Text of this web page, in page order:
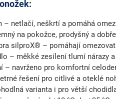
– netlačí, neškrtí a pomáhá
na pokožce, prodyšný a
silproX® – pomáhají
– měkké zesílení tlumí nárazy
– navrženo pro komfortní
řešení pro citlivé a oteklé
varianta i pro větší